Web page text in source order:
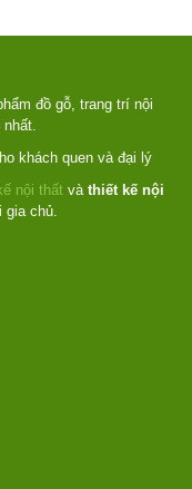
đồ gỗ, trang trí nội
khách quen và đại lý
nội thất và thiết kế nội
gia chủ.